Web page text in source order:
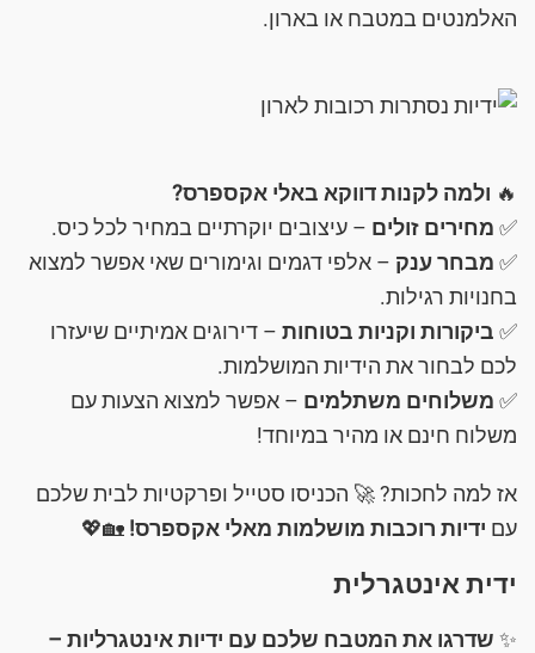
האלמנטים במטבח או בארון.
🔥 ולמה לקנות דווקא באלי אקספרס?
✅ מחירים זולים – עיצובים יוקרתיים במחיר לכל כיס.
✅ מבחר ענק – אלפי דגמים וגימורים שאי אפשר למצוא
בחנויות רגילות.
✅ ביקורות וקניות בטוחות – דירוגים אמיתיים שיעזרו
לכם לבחור את הידיות המושלמות.
✅ משלוחים משתלמים – אפשר למצוא הצעות עם
משלוח חינם או מהיר במיוחד!
אז למה לחכות? 🚀 הכניסו סטייל ופרקטיות לבית שלכם
עם ידיות רוכבות מושלמות מאלי אקספרס! 🏡💖
ידית אינטגרלית
✨ שדרגו את המטבח שלכם עם ידיות אינטגרליות –